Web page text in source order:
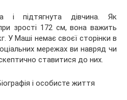
і підтягнута дівчина. Як
зрості 172 см, вона важить
У Маші немає своєї сторінки в
мережах ви навряд чи
ставитися до них.